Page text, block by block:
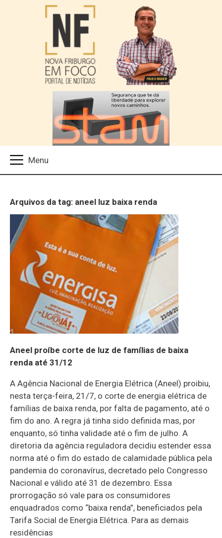
Arquivos da tag: aneel luz baixa renda
Aneel proíbe corte de luz de famílias de baixa
renda até 31/12
A Agência Nacional de Energia Elétrica (Aneel) proibiu,
nesta terça-feira, 21/7, o corte de energia elétrica de
famílias de baixa renda, por falta de pagamento, até o
fim do ano. A regra já tinha sido definida mas, por
enquanto, só tinha validade até o fim de julho. A
diretoria da agência reguladora decidiu estender essa
norma até o fim do estado de calamidade pública pela
pandemia do coronavírus, decretado pelo Congresso
Nacional e válido até 31 de dezembro. Essa
prorrogação só vale para os consumidores
enquadrados como “baixa renda”, beneficiados pela
Tarifa Social de Energia Elétrica. Para as demais
residências